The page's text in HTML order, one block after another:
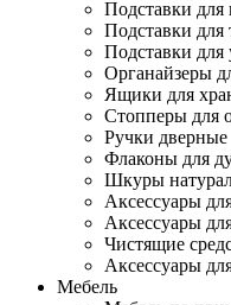
Подставки для
Подставки для
Подставки
Органайзеры
Ящики для
Стопперы для
Ручки дверные
Флаконы для
Шкуры
Аксессуары
Аксессуары
Чистящие
Аксессуары
Мебель